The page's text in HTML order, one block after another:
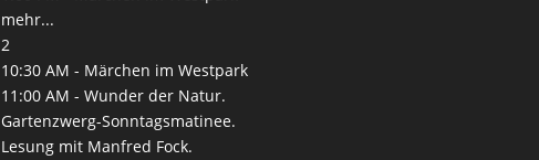
mehr...
2
10:30 AM - Märchen im Westpark
11:00 AM -Wunder der Natur.
Gartenzwerg-Sonntagsmatinee.
Lesung mit Manfred Fock.